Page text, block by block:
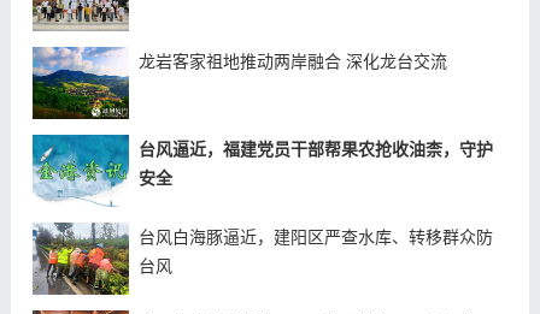
龙岩客家祖地推动两岸融合 深化龙台交流
台风逼近，福建党员干部帮果农抢收油柰，守护
安全
台风白海豚逼近，建阳区严查水库、转移群众防
台风